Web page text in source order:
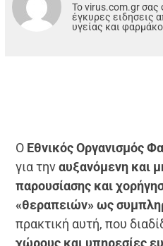
Το virus.com.gr σας
έγκυρες ειδησεις
υγείας και
Ο Εθνικός Οργανισμός
για τηναυξανόμενη και
παρουσίασης και
«θεραπειών» ως
πρακτική αυτή, που
χώρους και υπηρεσίες